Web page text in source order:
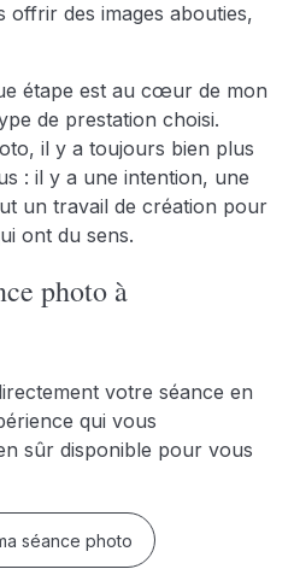
offrir des images abouties,
étape est au cœur de mon
de prestation choisi.
il y a toujours bien plus
: il y a une intention, une
un travail de création pour
ont du sens.
photo à
votre séance en
qui vous
sûr disponible pour vous
séance photo